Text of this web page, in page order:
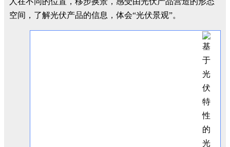
空间，了解光伏产品的信息，体会“光伏景观”。